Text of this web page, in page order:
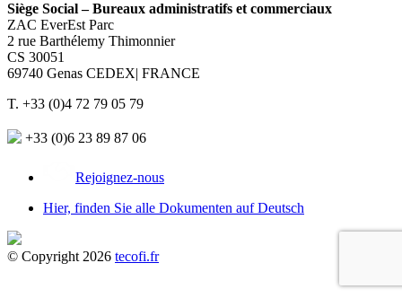
Siège Social – Bureaux administratifs et commerciaux
ZAC EverEst Parc
2 rue Barthélemy Thimonnier
CS 30051
69740 Genas CEDEX| FRANCE
T. +33 (0)4 72 79 05 79
+33 (0)6 23 89 87 06
Rejoignez-nous
Hier, finden Sie alle Dokumenten auf Deutsch
© Copyright 2026 tecofi.fr